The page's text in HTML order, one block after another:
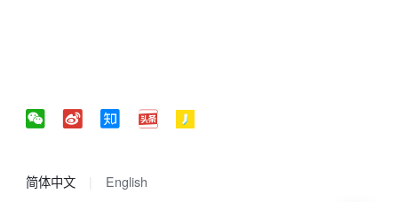
简体中文 English